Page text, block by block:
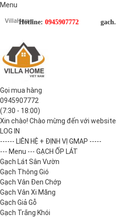
Menu
Hotline: 0945907772
Gọi mua hàng
0945907772
(7:30 - 18:00)
Xin chào! Chào mừng đến với website
LOG IN
------ LIÊN HỆ + ĐỊNH VỊ GMAP -----
--- Menu --- GẠCH ỐP LÁT
Gạch Lát Sân Vườn
Gạch Thông Gió
Gạch Vân Đen Chớp
Gạch Vân Xi Măng
Gạch Giả Gỗ
Gạch Trắng Khói